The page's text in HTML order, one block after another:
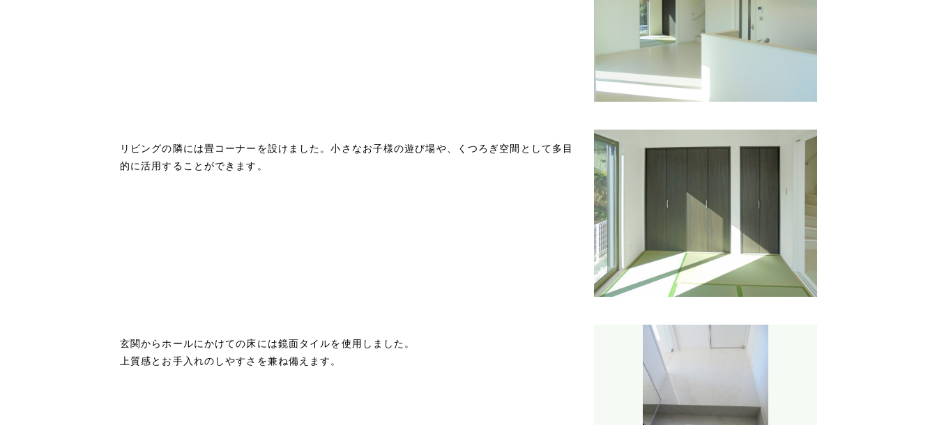
リビングの隣には畳コーナーを設けました。小さなお子様の遊び場や、くつろぎ空間として多目
的に活用することができます。
玄関からホールにかけての床には鏡面タイルを使用しました。
上質感とお手入れのしやすさを兼ね備えます。